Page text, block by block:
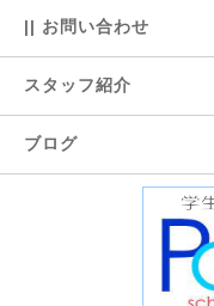
|| お問い合わせ
スタッフ紹介
ブログ